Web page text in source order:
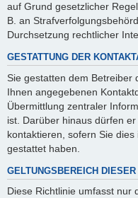
auf Grund gesetzlicher
B. an
Durchsetzung rechtlicher
GESTATTUNG DER
Sie gestatten dem Betreiber
Ihnen angegebenen
Übermittlung zentraler
ist. Darüber hinaus dürfen
kontaktieren, sofern Sie
gestattet haben.
GELTUNGSBEREICH
Diese Richtlinie umfasst nur